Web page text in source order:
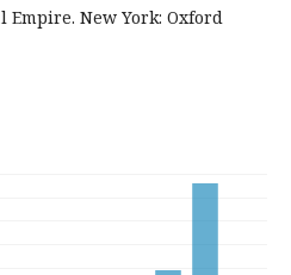
Empire. New York: Oxford